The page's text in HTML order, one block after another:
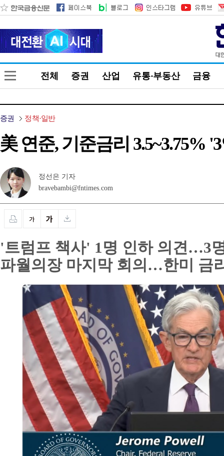
전체 증권 산업 유통·부동산 금융
증권 정책·일반
美 연준, 기준금리 3.5~3.75%
정선은 기자
bravebambi@fntimes.com
'트럼프 책사' 1명 인하 의견…3
파월의장 마지막 회의…한미 금